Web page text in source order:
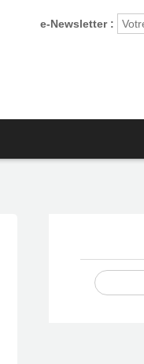
e-Newsletter :